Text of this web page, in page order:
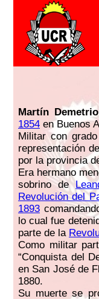
Martín
1854 en Buenos
Militar con
representación
por la provincia
Era hermano
sobrino de
Revolución del
1893
lo cual fue
parte de la
Como militar
“Conquista del
en San José de
1880.
Su muerte se